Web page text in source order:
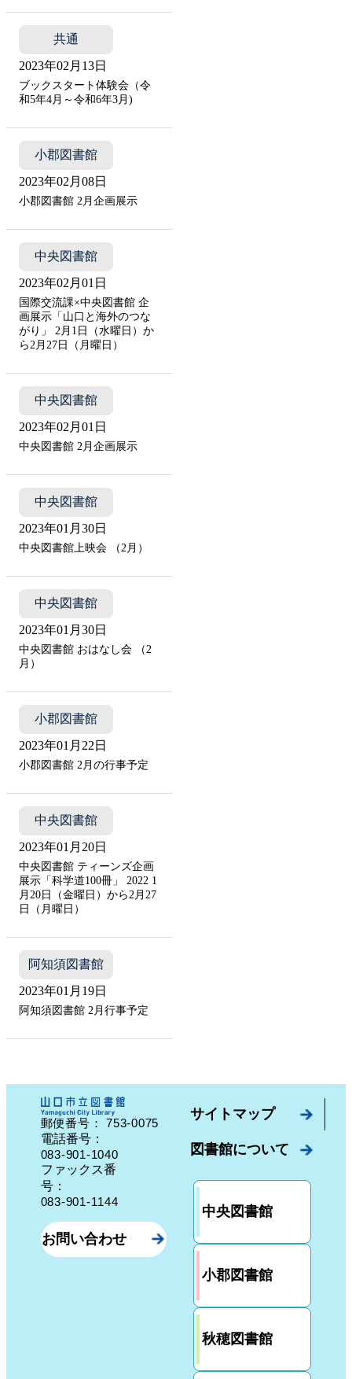
共通
2023年02月13日
ブックスタート体験会（令
和5年4月～令和6年3月)
小郡図書館
2023年02月08日
小郡図書館 2月企画展示
中央図書館
2023年02月01日
国際交流課×中央図書館 企
画展示「山口と海外のつな
がり」 2月1日（水曜日）か
ら2月27日（月曜日）
中央図書館
2023年02月01日
中央図書館 2月企画展示
中央図書館
2023年01月30日
中央図書館上映会 （2月）
中央図書館
2023年01月30日
中央図書館 おはなし会 （2
月）
小郡図書館
2023年01月22日
小郡図書館 2月の行事予定
中央図書館
2023年01月20日
中央図書館 ティーンズ企画
展示「科学道100冊」 2022 1
月20日（金曜日）から2月27
日（月曜日）
阿知須図書館
2023年01月19日
阿知須図書館 2月行事予定
郵便番号：753-0075 山口県山口市中園町７番７号
電話番号：
083-901-1040
ファックス番
号：
083-901-1144
お問い合わせ
サイトマップ
図書館について
中央図書館
小郡図書館
秋穂図書館